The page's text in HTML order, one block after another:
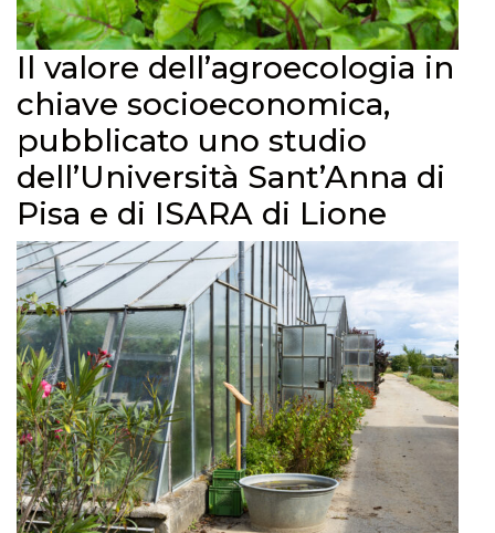
Il valore dell’agroecologia in
chiave socioeconomica,
pubblicato uno studio
dell’Università Sant’Anna di
Pisa e di ISARA di Lione